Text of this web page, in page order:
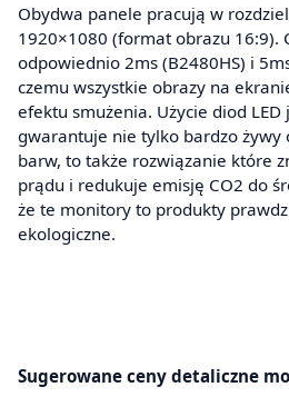
Obydwa panele pracują w
1920×1080 (format obrazu 16:9).
odpowiednio 2ms (B2480HS) i
czemu wszystkie obrazy na
efektu smużenia. Użycie diod
gwarantuje nie tylko bardzo żywy
barw, to także rozwiązanie które
prądu i redukuje emisję CO2 do
że te monitory to produkty
ekologiczne.
Sugerowane ceny detaliczne